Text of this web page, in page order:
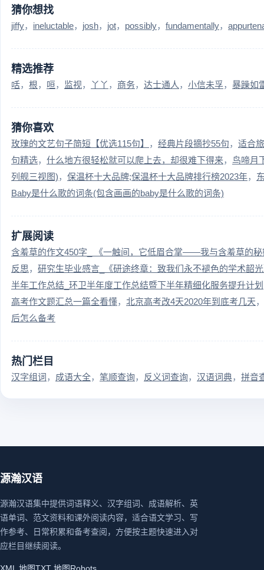
猜你想找
jiffy ineluctable josh jot possibly fundamentally
精选推荐
咶 根 咺 监视 丫丫 商务 达士通人 小信未孚 暴躁如
猜你喜欢
玫瑰的文艺句子简短【优选115句】 经典片段摘抄55句
适合
句精选
什么地方很轻松就可以爬上去，却很难下得来
鸟啼月
列舰三视图)
保温杯十大品牌;保温杯十大品牌排行榜2023年
Baby是什么歌的词条(包含画画的baby是什么歌的词条)
扩展阅读
含羞草的作文450字_ 《一触间，它低眉合掌——我与含羞草的秘
反思
研究生毕业感言_《研途终章：致我们永不褪色的学术韶
半年工作总结_环卫半年度工作总结暨下半年精细化服务提升计划
高考作文题汇总一篇全看懂
北京高考改4天2020年到底考几天
后怎么备考
热门栏目
汉字组词 成语大全 笔顺查询 反义词查询 汉语词典 拼音
源瀚汉语
源瀚汉语集中提供词语释义、汉字组词、成语解析、英
语单词、范文资料和课外阅读内容，适合语文学习、写
作参考、日常积累和备考查阅，方便按主题快速进入对
应栏目继续阅读。